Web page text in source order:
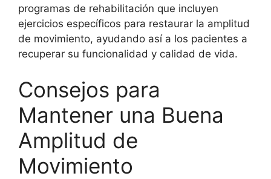
programas de rehabilitación que incluyen
ejercicios específicos para restaurar la amplitud
de movimiento, ayudando así a los pacientes a
recuperar su funcionalidad y calidad de vida.
Consejos para
Mantener una Buena
Amplitud de
Movimiento